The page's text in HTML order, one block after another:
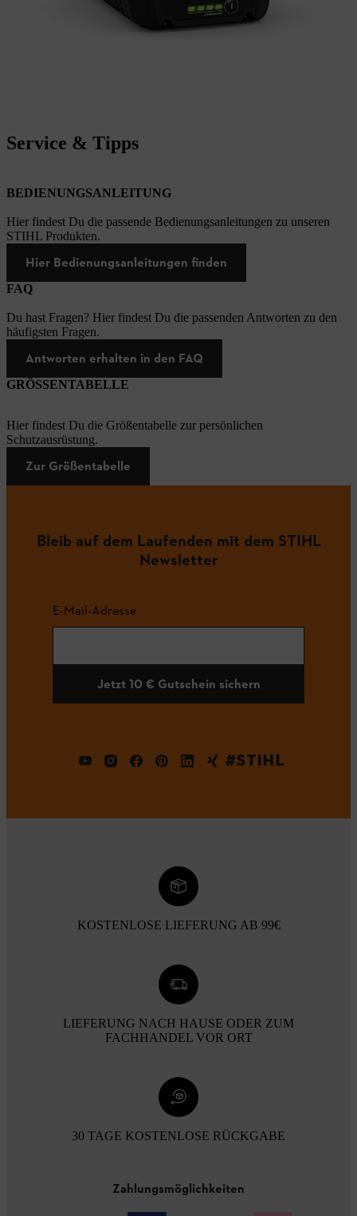
Service & Tipps
BEDIENUNGSANLEITUNG
Hier findest Du die passende Bedienungsanleitungen zu unseren
STIHL Produkten.
Hier Bedienungsanleitungen finden
FAQ
Du hast Fragen? Hier findest Du die passenden Antworten zu den
häufigsten Fragen.
Antworten erhalten in den FAQ
GRÖSSENTABELLE
Hier findest Du die Größentabelle zur persönlichen
Schutzausrüstung.
Zur Größentabelle
Bleib auf dem Laufenden mit dem STIHL
Newsletter
E-Mail-Adresse
Jetzt 10 € Gutschein sichern
#STIHL
KOSTENLOSE LIEFERUNG AB 99€
LIEFERUNG NACH HAUSE ODER ZUM
FACHHANDEL VOR ORT
30 TAGE KOSTENLOSE RÜCKGABE
Zahlungsmöglichkeiten